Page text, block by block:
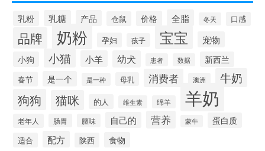
乳粉 乳糖 产品 仓鼠 价格 全脂 冬天 口感
品牌 奶粉 孕妇 孩子 宝宝 宠物
小狗 小猫 小羊 幼犬 患者 数据 新西兰
春节 是一个 是一种 母乳 消费者 澳洲 牛奶
狗狗 猫咪 的人 维生素 绵羊 羊奶
老年人 肠胃 膻味 自己的 营养 蒙牛 蛋白质
适合 配方 陕西 食物